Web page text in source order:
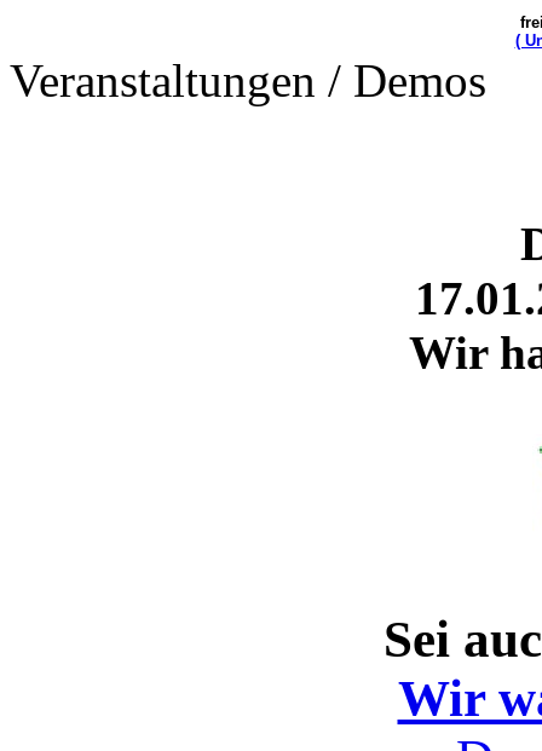
(
Veranstaltungen / Demos
Wir
Sei
Wir